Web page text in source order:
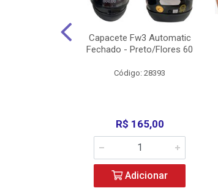
Capacete Fw3 Automatic
Fechado - Preto/Flores 60
Código: 28393
R$ 165,00
Adicionar